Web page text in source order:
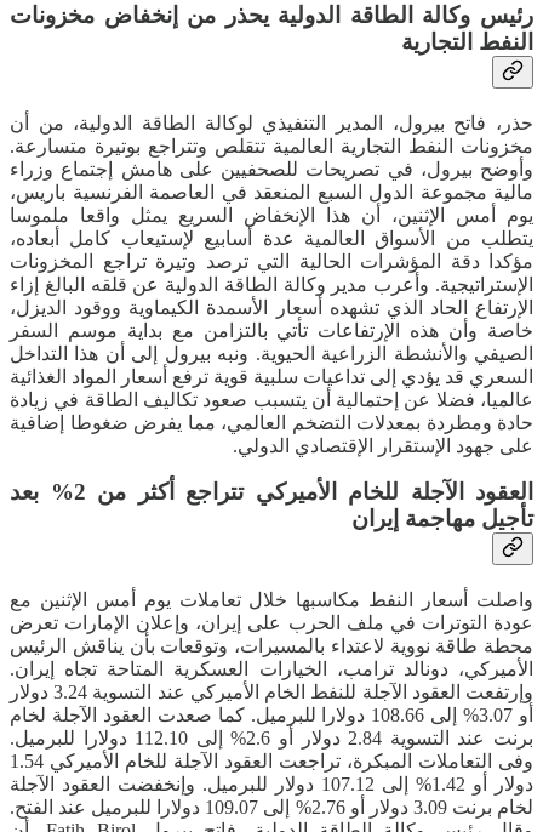
رئيس وكالة الطاقة الدولية يحذر من إنخفاض مخزونات
النفط التجارية
حذر، فاتح بيرول، المدير التنفيذي لوكالة الطاقة الدولية، من أن
مخزونات النفط التجارية العالمية تتقلص وتتراجع بوتيرة متسارعة.
وأوضح بيرول، في تصريحات للصحفيين على هامش إجتماع وزراء
مالية مجموعة الدول السبع المنعقد في العاصمة الفرنسية باريس،
يوم أمس الإثنين، أن هذا الإنخفاض السريع يمثل واقعا ملموسا
يتطلب من الأسواق العالمية عدة أسابيع لإستيعاب كامل أبعاده،
مؤكدا دقة المؤشرات الحالية التي ترصد وتيرة تراجع المخزونات
الإستراتيجية. وأعرب مدير وكالة الطاقة الدولية عن قلقه البالغ إزاء
الإرتفاع الحاد الذي تشهده أسعار الأسمدة الكيماوية ووقود الديزل،
خاصة وأن هذه الإرتفاعات تأتي بالتزامن مع بداية موسم السفر
الصيفي والأنشطة الزراعية الحيوية. ونبه بيرول إلى أن هذا التداخل
السعري قد يؤدي إلى تداعيات سلبية قوية ترفع أسعار المواد الغذائية
عالميا، فضلا عن إحتمالية أن يتسبب صعود تكاليف الطاقة في زيادة
حادة ومطردة بمعدلات التضخم العالمي، مما يفرض ضغوطا إضافية
على جهود الإستقرار الإقتصادي الدولي.
العقود الآجلة للخام الأميركي تتراجع أكثر من 2% بعد
تأجيل مهاجمة إيران
واصلت أسعار النفط مكاسبها خلال تعاملات يوم أمس الإثنين مع
عودة التوترات في ملف الحرب على إيران، وإعلان الإمارات تعرض
محطة طاقة نووية لاعتداء بالمسيرات، وتوقعات بأن يناقش الرئيس
الأميركي، دونالد ترامب، الخيارات العسكرية المتاحة تجاه إيران.
وإرتفعت العقود الآجلة للنفط الخام الأميركي عند التسوية 3.24 دولار
أو 3.07% إلى 108.66 دولارا للبرميل. كما صعدت العقود الآجلة لخام
برنت عند التسوية 2.84 دولار أو 2.6% إلى 112.10 دولارا للبرميل.
وفى التعاملات المبكرة، تراجعت العقود الآجلة للخام الأميركي 1.54
دولار أو 1.42% إلى 107.12 دولار للبرميل. وإنخفضت العقود الآجلة
لخام برنت 3.09 دولار أو 2.76% إلى 109.07 دولارا للبرميل عند الفتح.